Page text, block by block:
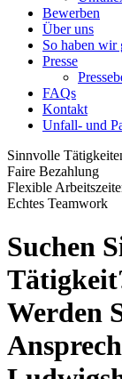
Bewerben
Über uns
So haben wir
Presse
FAQs
Kontakt
Unfall- und
Sinnvolle
Faire Bezahlung
Flexible
Echtes Teamwork
Suchen
Werden